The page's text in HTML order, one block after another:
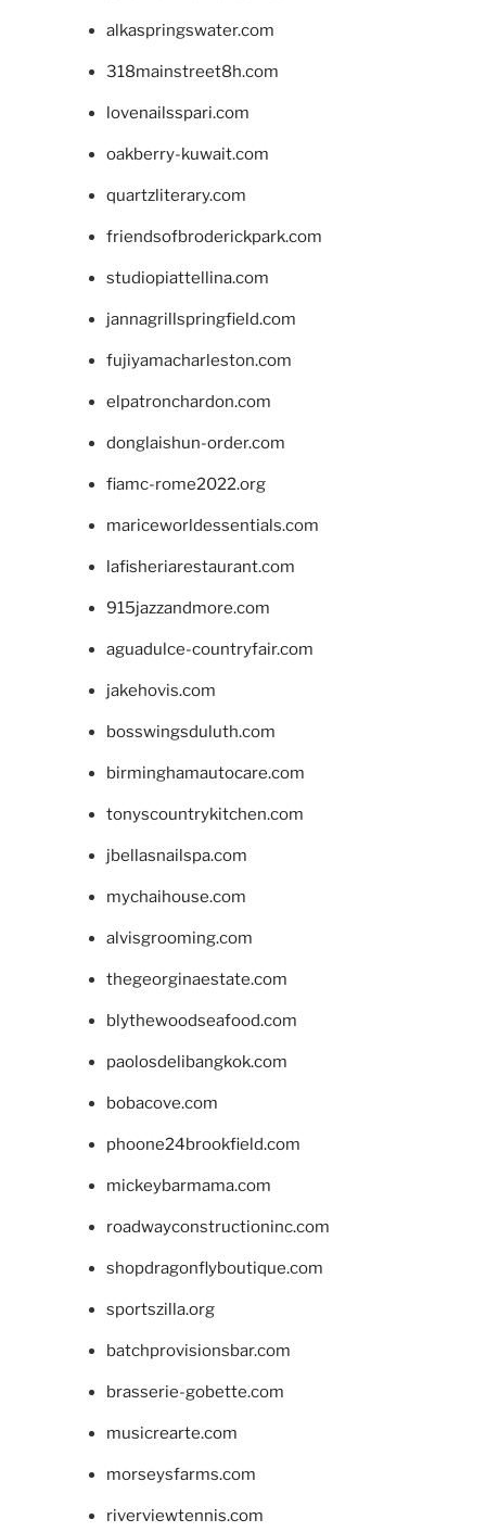
alkaspringswater.com
318mainstreet8h.com
lovenailsspari.com
oakberry-kuwait.com
quartzliterary.com
friendsofbroderickpark.com
studiopiattellina.com
jannagrillspringfield.com
fujiyamacharleston.com
elpatronchardon.com
donglaishun-order.com
fiamc-rome2022.org
mariceworldessentials.com
lafisheriarestaurant.com
915jazzandmore.com
aguadulce-countryfair.com
jakehovis.com
bosswingsduluth.com
birminghamautocare.com
tonyscountrykitchen.com
jbellasnailspa.com
mychaihouse.com
alvisgrooming.com
thegeorginaestate.com
blythewoodseafood.com
paolosdelibangkok.com
bobacove.com
phoone24brookfield.com
mickeybarmama.com
roadwayconstructioninc.com
shopdragonflyboutique.com
sportszilla.org
batchprovisionsbar.com
brasserie-gobette.com
musicrearte.com
morseysfarms.com
riverviewtennis.com